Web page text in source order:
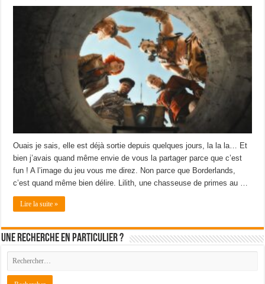
Ouais je sais, elle est déjà sortie depuis quelques jours, la la la… Et
bien j’avais quand même envie de vous la partager parce que c’est
fun ! A l’image du jeu vous me direz. Non parce que Borderlands,
c’est quand même bien délire. Lilith, une chasseuse de primes au …
Lire la suite »
Une recherche en particulier ?